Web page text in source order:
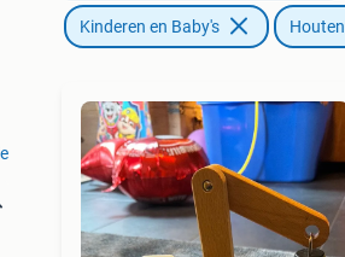
Kinderen en Baby's